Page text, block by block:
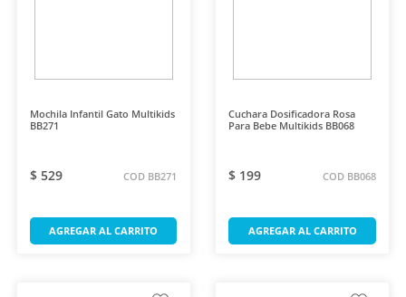
Mochila Infantil Gato Multikids
BB271
$ 529 COD BB271
AGREGAR AL CARRITO
Cuchara Dosificadora Rosa
Para Bebe Multikids BB068
$ 199 COD BB068
AGREGAR AL CARRITO